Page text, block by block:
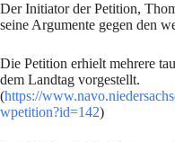
Der Initiator der Petition,
seine Argumente gegen den
Die Petition erhielt mehrere
dem Landtag vorgestellt.
(https://
wpetition?id=142)